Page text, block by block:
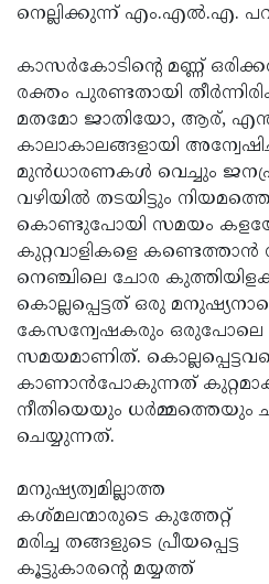
Day
Drug
Campaign
Attukal
Pongala
2025
Holi
2025
IPL
2025
Eid
Al-
Fitr
2025
Waqf
Bill
Controversy
Vishu
Festival
2025
Good
Friday
Observance
Easter
Sunday
2025
By-
Election
Updates
Bihar
Assembly
Kerala
Body
Election
Back
2025
നെല്ലിക്കുന്ന് എം.എല്‍.എ.
കാസര്‍കോടിന്റെ മണ്ണ്
രക്തം പുരണ്ടതായി
മതമോ ജാതിയോ, ആര്,
കാലാകാലങ്ങളായി
മുന്‍ധാരണകള്‍ വെച്ചും
വഴിയില്‍ തടയിട്ടും
കൊണ്ടുപോയി സമയം
കുറ്റവാളികളെ കണ്ടെത്താന്‍
നെഞ്ചിലെ ചോര
കൊല്ലപ്പെട്ടത് ഒരു
കേസന്വേഷകരും ഒരുപോലെ
സമയമാണിത്.
കാണാന്‍പോകുന്നത്
നീതിയെയും ധര്‍മ്മത്തെയും
ചെയ്യുന്നത്.
മനുഷ്യത്വമില്ലാത്ത
കശ്മലന്മാരുടെ കുത്തേറ്റ്
മരിച്ച തങ്ങളുടെ പ്രീയപ്പെട്ട
കൂട്ടുകാരന്റെ മയ്യത്ത്